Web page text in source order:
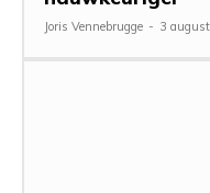
Joris Vennebrugge - 3